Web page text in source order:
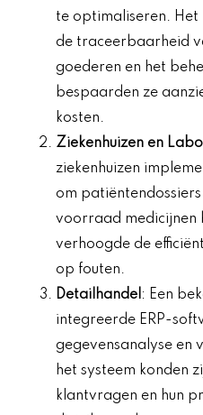
te optimaliseren. Het
de traceerbaarheid
goederen en het
bespaarden ze
kosten.
Ziekenhuizen en
ziekenhuizen
om
voorraad medicijnen
verhoogde de
op fouten.
Detailhandel : Een
integreerde ERP-
gegevensanalyse en
het systeem konden
klantvragen en hun